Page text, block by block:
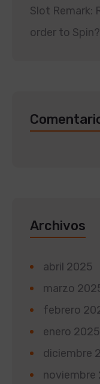
Slot Remark:
order to Spin?
Archivos
abril 2025
marzo
febrero
enero 2025
diciembre
noviembre